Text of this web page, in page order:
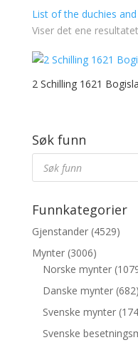
List of the duchies
Viser det ene resultatet
2 Schilling 1621
Søk funn
Products
Søk
Funnkategorier
Gjenstander (4529)
Mynter (3006)
Norske mynter
Danske mynter (682)
Svenske mynter
Svenske